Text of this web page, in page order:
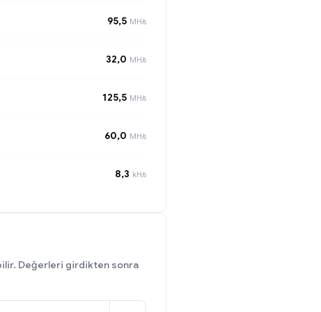
95,5 MH/s
32,0 MH/s
125,5 MH/s
60,0 MH/s
8,3 kH/s
Değerleri girdikten sonra